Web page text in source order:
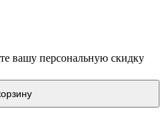
вашу персональную скидку